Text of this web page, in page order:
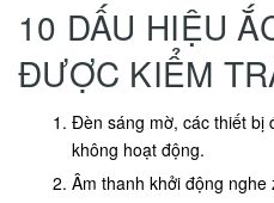
10 DẤU HIỆU
ĐƯỢC KIỂM
Đèn sáng mờ, các thiết bị
không hoạt động.
Âm thanh khởi động nghe